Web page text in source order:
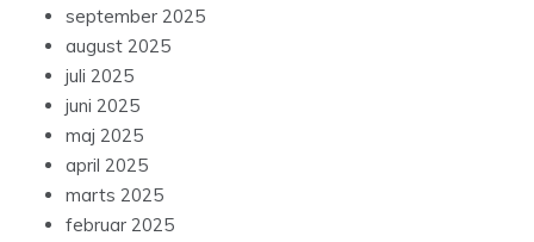
september 2025
august 2025
juli 2025
juni 2025
maj 2025
april 2025
marts 2025
februar 2025